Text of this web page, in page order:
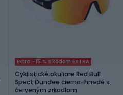
Extra -15 % s kódom EXTRA
Cyklistické okuliare Red Bull
Spect Dundee čierno-hnedé s
červeným zrkadlom